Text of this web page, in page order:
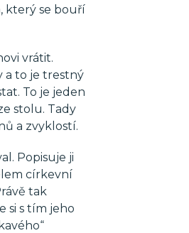
který se bouří
vrátit.
a to je trestný
To je jeden
stolu. Tady
a zvyklostí.
Popisuje ji
církevní
tak
si s tím jeho